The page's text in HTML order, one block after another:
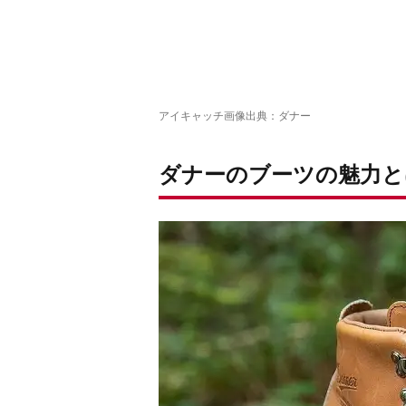
アイキャッチ画像出典： ダナー
ダナーのブーツの魅力